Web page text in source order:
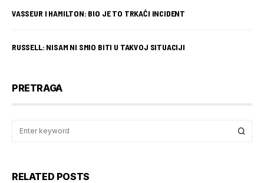
VASSEUR I HAMILTON: BIO JE TO TRKAĆI INCIDENT
RUSSELL: NISAM NI SMIO BITI U TAKVOJ SITUACIJI
PRETRAGA
RELATED POSTS